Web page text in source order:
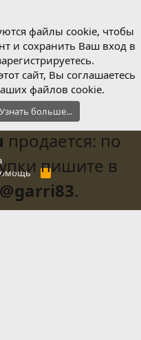
R
S
файлы cookie, чтобы
и сохранить Ваш вход в
сайт, Вы соглашаетесь
файлов cookie.
Узнать больше...
продается: по
пишите в
@garri83.